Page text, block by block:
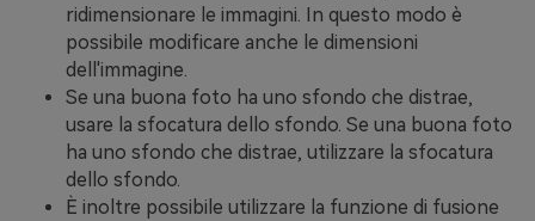
ridimensionare le immagini. In questo modo è
possibile modificare anche le dimensioni
dell'immagine.
Se una buona foto ha uno sfondo che distrae,
usare la sfocatura dello sfondo. Se una buona foto
ha uno sfondo che distrae, utilizzare la sfocatura
dello sfondo.
È inoltre possibile utilizzare la funzione di fusione